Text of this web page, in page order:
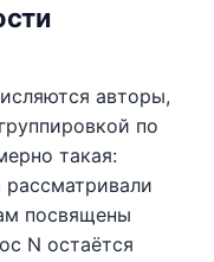
авторы,
по
такая:
посвящены
N остаётся